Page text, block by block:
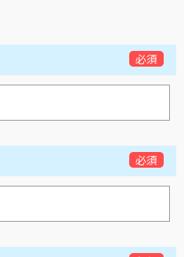
必須
必須